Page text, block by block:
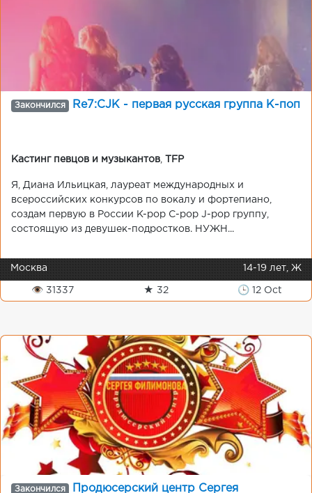
Закончился Re7:CJK - первая русская группа К-поп
Кастинг певцов и музыкантов TFP
Я, Диана Ильицкая, лауреат международных и
всероссийских конкурсов по вокалу и фортепиано,
создам первую в России K-pop C-pop J-pop группу,
состоящую из девушек-подростков. НУЖН...
Москва 14-19 лет, Ж
👁 31337 ★ 32 🕒 12 Oct
Закончился Продюсерский центр Сергея